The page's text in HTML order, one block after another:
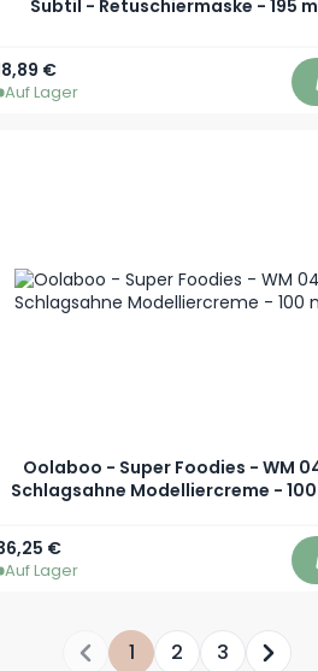
Subtil - Retuschiermaske - 195
€
Auf Lager
Oolaboo - Super Foodies - WM
Schlagsahne Modelliercreme -
€
Auf Lager
Sie lesen gerade die
1 Seite
2 Seite
3 Seite